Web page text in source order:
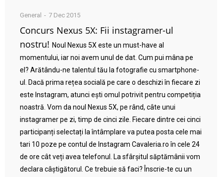
General 7 Dec 2015
Concurs Nexus 5X: Fii instagramer-ul
nostru! Noul Nexus 5X este un must-have al
momentului, iar noi avem unul de dat. Cum pui mâna pe
el? Arătându-ne talentul tău la fotografie cu smartphone-
ul. Dacă prima rețea socială pe care o deschizi în fiecare zi
este Instagram, atunci ești omul potrivit pentru competiția
noastră. Vom da noul Nexus 5X, pe rând, câte unui
instagramer pe zi, timp de cinci zile. Fiecare dintre cei cinci
participanți selectați la întâmplare va putea posta cele mai
tari 10 poze pe contul de Instagram Cavaleria.ro în cele 24
de ore cât veți avea telefonul. La sfârșitul săptămânii vom
declara câștigătorul. Ce trebuie să faci? Înscrie-te cu un